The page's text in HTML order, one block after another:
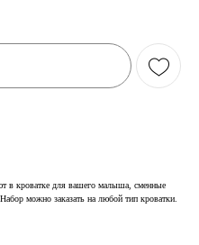
в кроватке для вашего малыша, сменные
можно заказать на любой тип кроватки.